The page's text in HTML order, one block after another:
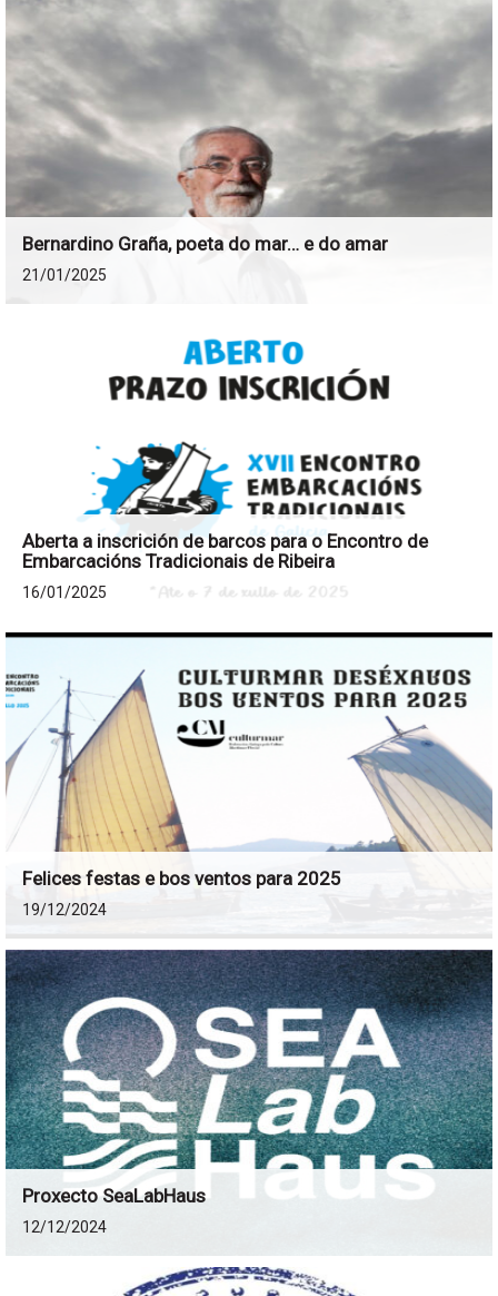
Bernardino Graña, poeta do mar… e do amar
21/01/2025
Aberta a inscrición de barcos para o Encontro de
Embarcacións Tradicionais de Ribeira
16/01/2025
Felices festas e bos ventos para 2025
19/12/2024
Proxecto SeaLabHaus
12/12/2024